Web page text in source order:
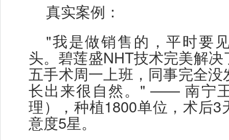
真实案例：
"我是做销售的，平时要
头。碧莲盛NHT技术完美解
五手术周一上班，同事完全
长出来很自然。" —— 南宁
理），种植1800单位，术后3
意度5星。